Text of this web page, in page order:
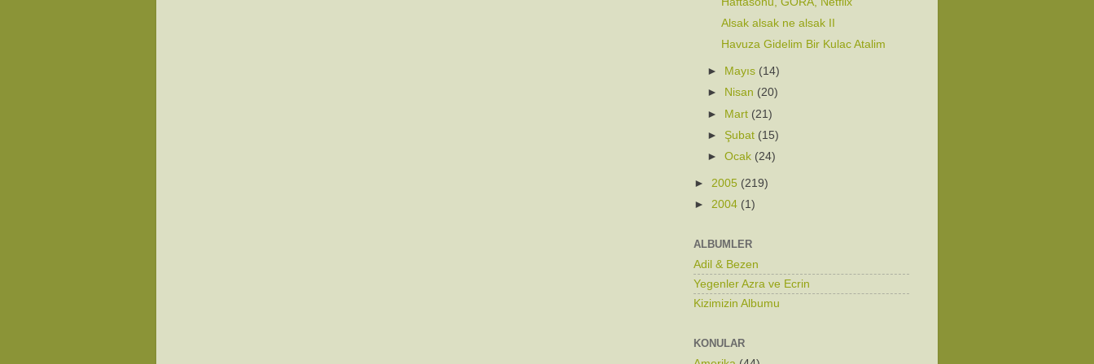
Alsak alsak ne alsak II
Havuza Gidelim Bir Kulac Atalim
► Mayıs (14)
►
Nisan (20)
► Mart (21)
► Şubat (15)
►Ocak (24)
► 2005 (219)
► 2004 (1)
ALBUMLER
Adil & Bezen
Yegenler Azra ve Ecrin
Kizimizin Albumu
KONULAR